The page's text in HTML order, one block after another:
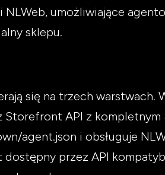
umożliwiające
sklepu.
się na trzech warstwach.
API z kompletnym
agent.json i obsługuje
przez API